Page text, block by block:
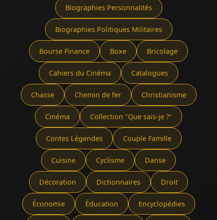
Biographies Personnalités
Biographies Politiques Militaires
Bourse Finance Boxe Bricolage
Cahiers du Cinéma Catalogues
Chasse Chemin de fer Christianisme
Cinéma Collection "Que sais-je ?"
Contes Légendes Couple Famille
Cuisine Cyclisme Danse
Décoration Dictionnaires Droit
Économie Éducation Encyclopédies